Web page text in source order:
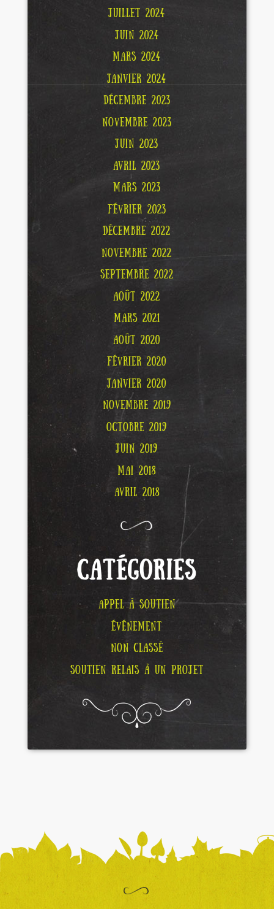
JUILLET 2024
JUIN 2024
MARS 2024
JANVIER 2024
DÉCEMBRE 2023
NOVEMBRE 2023
JUIN 2023
AVRIL 2023
MARS 2023
FÉVRIER 2023
DÉCEMBRE 2022
NOVEMBRE 2022
SEPTEMBRE 2022
AOÛT 2022
MARS 2021
AOÛT 2020
FÉVRIER 2020
JANVIER 2020
NOVEMBRE 2019
OCTOBRE 2019
JUIN 2019
MAI 2018
AVRIL 2018
CATÉGORIES
APPEL À SOUTIEN
ÉVÉNEMENT
NON CLASSÉ
SOUTIEN RELAIS À UN PROJET